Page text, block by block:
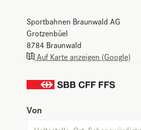
Sportbahnen Braunwald AG
Grotzenbüel
8784 Braunwald
Auf Karte anzeigen (Google)
Von